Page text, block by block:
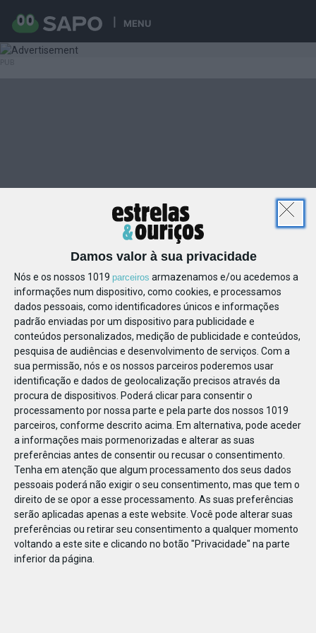
MENU
Damos valor à sua privacidade
Nós e os nossos 1019 parceiros armazenamos e/ou acedemos a
informações num dispositivo, como cookies, e processamos
dados pessoais, como identificadores únicos e informações
padrão enviadas por um dispositivo para publicidade e
conteúdos personalizados, medição de publicidade e conteúdos,
pesquisa de audiências e desenvolvimento de serviços. Com a
sua permissão, nós e os nossos parceiros poderemos usar
identificação e dados de geolocalização precisos através da
procura de dispositivos. Poderá clicar para consentir o
processamento por nossa parte e pela parte dos nossos 1019
parceiros, conforme descrito acima. Em alternativa, pode aceder
a informações mais pormenorizadas e alterar as suas
preferências antes de consentir ou recusar o consentimento.
Tenha em atenção que algum processamento dos seus dados
pessoais poderá não exigir o seu consentimento, mas que tem o
direito de se opor a esse processamento. As suas preferências
serão aplicadas apenas a este website. Você pode alterar suas
preferências ou retirar seu consentimento a qualquer momento
voltando a este site e clicando no botão "Privacidade" na parte
inferior da página.
861601330434357